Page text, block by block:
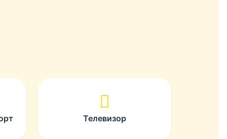
Телевизор